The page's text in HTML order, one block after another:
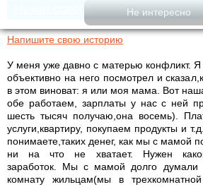
Нужен совет?
Напишите свою историю
У меня уже давно с матерью конфликт. Я
объективно на него посмотрел и
в этом виноват: я или моя мама. Вот
обе работаем, зарплаты у нас с ней
шесть тысяч получаю,она восемь).
услуги,квартиру, покупаем продукты и
понимаете,таких денег, как мы с мамой
ни на что не хватает. Нужен
заработок. Мы с мамой долго думали
комнату жильцам(мы в